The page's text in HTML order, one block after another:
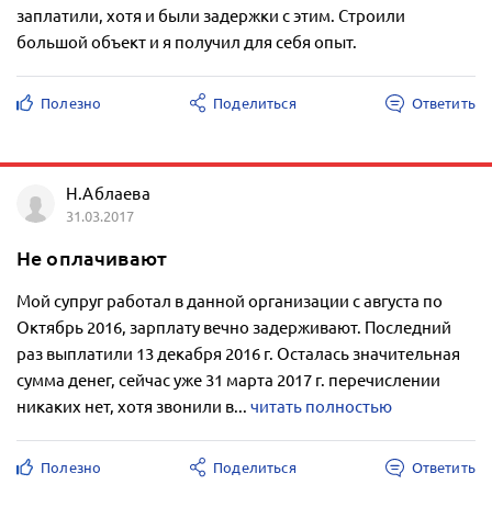
заплатили, хотя и были задержки с этим. Строили
большой объект и я получил для себя опыт.
Полезно Поделиться Ответить
Н.Аблаева
31.03.2017
Не оплачивают
Мой супруг работал в данной организации с августа по
Октябрь 2016, зарплату вечно задерживают. Последний
раз выплатили 13 декабря 2016 г. Осталась значительная
сумма денег, сейчас уже 31 марта 2017 г. перечислении
никаких нет, хотя звонили в... читать полностью
Полезно Поделиться Ответить